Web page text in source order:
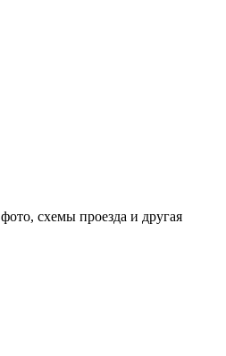
схемы проезда и другая